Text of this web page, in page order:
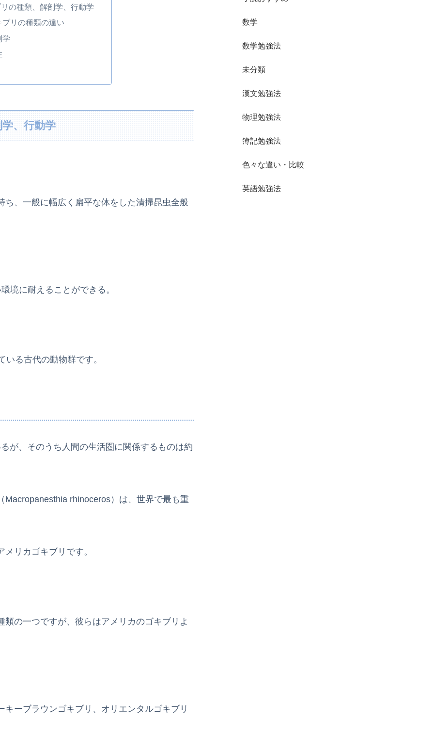
の種類、解剖学、行動学
リの種類の違い
学
、行動学
、一般に幅広く扁平な体をした清掃昆虫全般
境に耐えることができる。
る古代の動物群です。
が、そのうち人間の生活圏に関係するものは約
rhinoceros）は、世界で最も重
リカゴキブリです。
の一つですが、彼らはアメリカのゴキブリよ
ーブラウンゴキブリ、オリエンタルゴキブリ
数学
数学勉強法
未分類
漢文勉強法
物理勉強法
簿記勉強法
色々な違い・比較
英語勉強法